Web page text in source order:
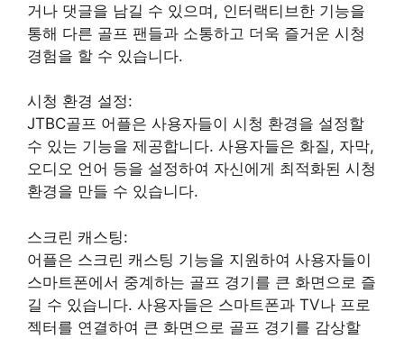
거나 댓글을 남길 수 있으며, 인터랙티브한 기능을
통해 다른 골프 팬들과 소통하고 더욱 즐거운 시청
경험을 할 수 있습니다.
시청 환경 설정:
JTBC골프 어플은 사용자들이 시청 환경을 설정할
수 있는 기능을 제공합니다. 사용자들은 화질, 자막,
오디오 언어 등을 설정하여 자신에게 최적화된 시청
환경을 만들 수 있습니다.
스크린 캐스팅:
어플은 스크린 캐스팅 기능을 지원하여 사용자들이
스마트폰에서 중계하는 골프 경기를 큰 화면으로 즐
길 수 있습니다. 사용자들은 스마트폰과 TV나 프로
젝터를 연결하여 큰 화면으로 골프 경기를 감상할